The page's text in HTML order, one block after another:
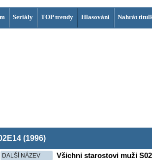
Seriály TOP trendy Hlasování Nahrát
(1996)
DALŠÍ NÁZEV Všichni starostovi muži